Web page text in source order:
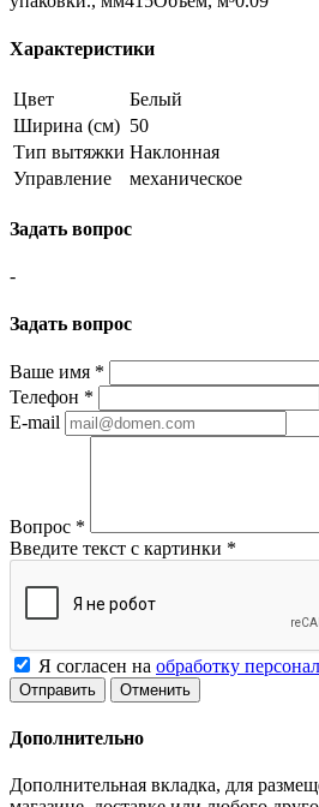
Характеристики
Цвет
Белый
Ширина (см) 50
Тип вытяжки Наклонная
Управление
механическое
Задать вопрос
-
Задать вопрос
Ваше имя *
Телефон *
E-mail
Вопрос *
Введите текст с картинки *
Я согласен на обработку
Отменить
Дополнительно
Дополнительная вкладка, для